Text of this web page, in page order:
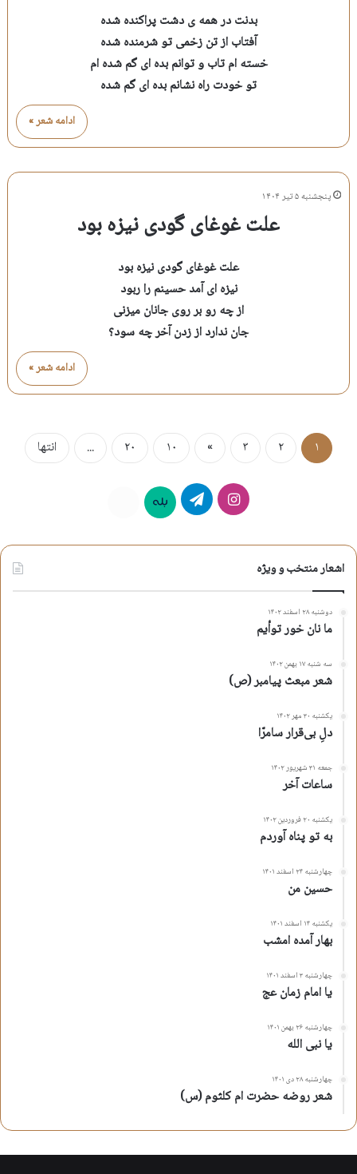
بدنت در همه ی دشت پراکنده شده
آفتاب از تن زخمی تو شرمنده شده
خسته ام تاب و توانم بده ای گم شده ام
تو خودت راه نشانم بده ای گم شده
ادامه شعر »
پنجشنبه ۵ تیر ۱۴۰۴
علت غوغای گودی نیزه بود
علت غوغای گودی نیزه بود
نیزه ای آمد حسینم را ربود
از چه رو بر روی جانان میزنی
جان ندارد از زدن آخر چه سود؟
ادامه شعر »
۱ ۲ ۳ » ۱۰ ۲۰ ... انتها
اینستاگرامتلگرام بله
اشعار منتخب و ویژه
دوشنبه ۲۸ اسفند ۱۴۰۲
ما نان خور توأیم
سه شنبه ۱۷ بهمن ۱۴۰۲
شعر مبعث پیامبر (ص)
یکشنبه ۳۰ مهر ۱۴۰۲
دلِ بی‌قرار سامرّا
جمعه ۳۱ شهریور ۱۴۰۲
ساعات آخر
یکشنبه ۲۰ فروردین ۱۴۰۲
به تو پناه آوردم
چهارشنبه ۲۴ اسفند ۱۴۰۱
حسین من
یکشنبه ۱۴ اسفند ۱۴۰۱
بهار آمده امشب
چهارشنبه ۳ اسفند ۱۴۰۱
یا امام زمان عج
چهارشنبه ۲۶ بهمن ۱۴۰۱
یا نبی الله
چهارشنبه ۲۸ دی ۱۴۰۱
شعر روضه حضرت ام کلثوم (س)